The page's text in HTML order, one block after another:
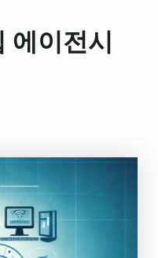
에이전시